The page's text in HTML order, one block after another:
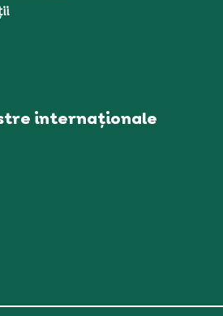
internaționale